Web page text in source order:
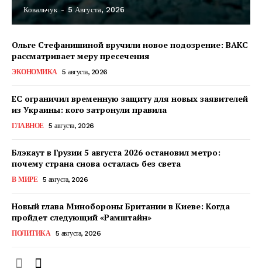
Ковальчук - 5 Августа, 2026
Ольге Стефанишиной вручили новое подозрение: ВАКС
рассматривает меру пресечения
ЭКОНОМИКА 5 августа, 2026
ЕС ограничил временную защиту для новых заявителей
из Украины: кого затронули правила
ГЛАВНОЕ 5 августа, 2026
Блэкаут в Грузии 5 августа 2026 остановил метро:
почему страна снова осталась без света
В МИРЕ 5 августа, 2026
Новый глава Минобороны Британии в Киеве: Когда
пройдет следующий «Рамштайн»
ПОЛИТИКА 5 августа, 2026